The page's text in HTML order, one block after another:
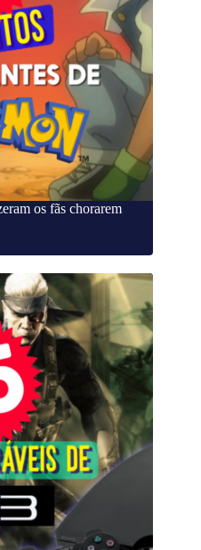
os fãs chorarem